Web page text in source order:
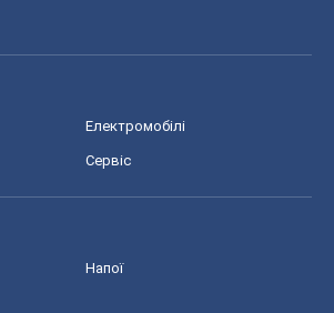
Електромобілі
Сервіс
Напої